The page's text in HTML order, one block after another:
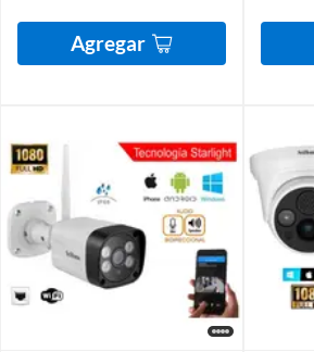
Agregar